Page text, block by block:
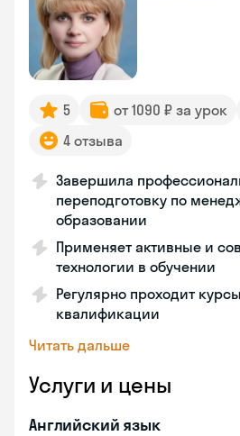
5 от 1090 ₽ за урок
4 отзыва
Завершила
переподготовку по
образовании
Применяет активные и
технологии в обучении
Регулярно проходит
квалификации
Читать дальше
Услуги и цены
Английский язык